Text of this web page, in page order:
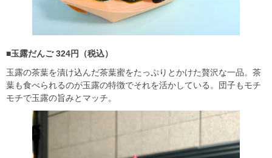
■玉露だんご 324円（税込）
玉露の茶葉を漬け込んだ茶葉蜜をたっぷりとかけた贅沢な一品。茶
葉も食べられるのが玉露の特徴でそれを活かしている。団子もモチ
モチで玉露の旨みとマッチ。